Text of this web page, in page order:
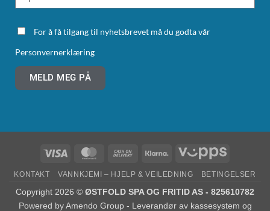
For å få tilgang til nyhetsbrevet må du godta vår
Personvernerklæring
MELD MEG PÅ
KONTAKT VANNKJEMI – HJELP & VEILEDNING BETINGELSER
Copyright 2026 © ØSTFOLD SPA OG FRITID AS - 825610782
Powered byAmendo Group - Leverandør av kassesystem og